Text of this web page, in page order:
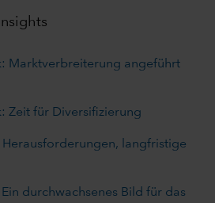
Marktverbreiterung angeführt
Zeit für Diversifizierung
Herausforderungen, langfristige
durchwachsenes Bild für das